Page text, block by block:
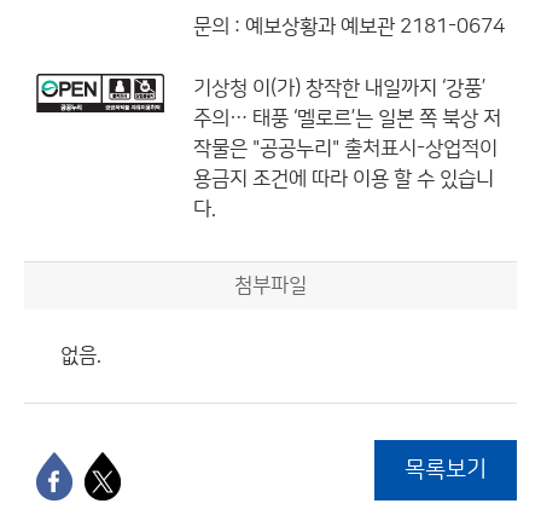
문의 : 예보상황과 예보관 2181-0674
기상청 이(가) 창작한 내일까지 ‘강풍’
주의… 태풍 ‘멜로르’는 일본 쪽 북상 저
작물은 "공공누리" 출처표시-상업적이
용금지 조건에 따라 이용 할 수 있습니
다.
첨부파일
없음.
목록보기